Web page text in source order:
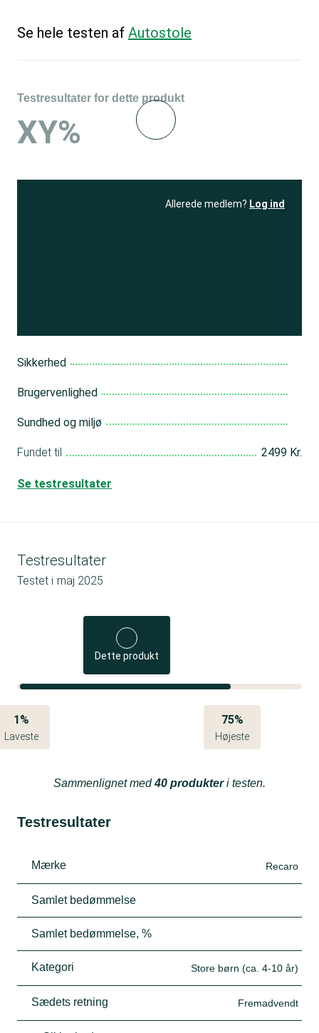
Se hele testen af Autostole
Testresultater for dette produkt
XY%
Allerede medlem? Log ind
Sikkerhed
Brugervenlighed
Sundhed og miljø
Fundet til 2499 Kr.
Se testresultater
Testresultater
Testet i maj 2025
Dette produkt
1%
Laveste
75%
Højeste
Sammenlignet med40 produkteri testen.
Testresultater
Mærke Recaro
Samlet bedømmelse
Samlet bedømmelse, %
Kategori Store børn (ca. 4-10 år)
Sædets retning Fremadvendt